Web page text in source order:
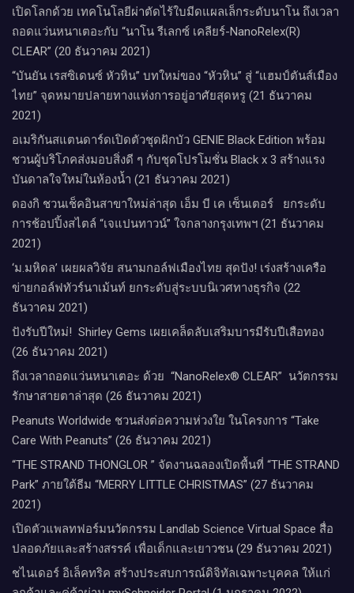
เปิดโลกด้วย เทคโนโลยีผ่าตัดไร้ใบมีดแผลเล็กระดับนาโน ถึงเวลา
ถอดแว่นหนาเตอะกับ “นาโน รีเลกซ์ เคลียร์-NanoRelex(R)
CLEAR” (20 ธันวาคม 2021)
“บันยัน เรสซิเดนซ์ หัวหิน” บทใหม่ของ “หัวหิน” สู่ “แฮมป์ตันส์เมือง
ไทย” จุดหมายปลายทางแห่งการอยู่อาศัยสุดหรู (21 ธันวาคม
2021)
อเมริกันสแตนดาร์ดเปิดตัวชุดฝักบัว GENIE Black Edition พร้อม
ชวนผู้บริโภคส่งมอบสิ่งดี ๆ กับชุดโปรโมชั่น Black x 3 สร้างแรง
บันดาลใจใหม่ในห้องน้ำ (21 ธันวาคม 2021)
ดองกิ ชวนเช็คอินสาขาใหม่ล่าสุด เอ็ม บี เค เซ็นเตอร์ ยกระดับ
การช้อปปิ้งสไตล์ “เจแปนทาวน์” ใจกลางกรุงเทพฯ (21 ธันวาคม
2021)
‘ม.มหิดล’ เผยผลวิจัย สนามกอล์ฟเมืองไทย สุดปัง! เร่งสร้างเครือ
ข่ายกอล์ฟทัวร์นาเม้นท์ ยกระดับสู่ระบบนิเวศทางธุรกิจ (22
ธันวาคม 2021)
ปังรับปีใหม่​! ​ Shirley Gems เผยเคล็ดลับ​เสริมบารมีรับปีเสือทอง
(26 ธันวาคม 2021)
ถึงเวลาถอดแว่นหนาเตอะ ด้วย “NanoRelex® CLEAR” นวัตกรรม
รักษาสายตาล่าสุด (26 ธันวาคม 2021)
Peanuts Worldwide ชวนส่งต่อความห่วงใย​ ​ในโครงการ “Take
Care With Peanuts” (26 ธันวาคม 2021)
“THE STRAND THONGLOR ” จัดงานฉลองเปิดพื้นที่ “THE STRAND
Park” ภายใต้ธีม “MERRY LITTLE CHRISTMAS” (27 ธันวาคม
2021)
เปิดตัวแพลทฟอร์มนวัตกรรม Landlab Science Virtual Space สื่อ
ปลอดภัยและสร้างสรรค์ เพื่อเด็กและเยาวชน (29 ธันวาคม 2021)
ชไนเดอร์ อิเล็คทริค สร้างประสบการณ์ดิจิทัลเฉพาะบุคคล ให้แก่